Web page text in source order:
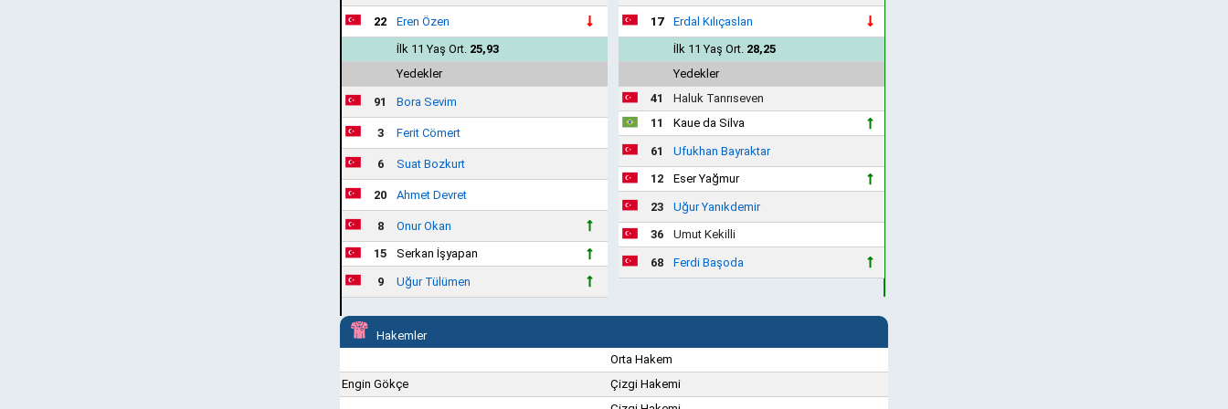
22
Eren Özen
İlk 11 Yaş Ort. 25,93
Yedekler
91 Bora Sevim
3 Ferit Cömert
6 Suat Bozkurt
20 Ahmet Devret
8
Onur Okan
15
Serkan İşyapan
9 Uğur Tülümen
17
Erdal Kılıçaslan
İlk 11 Yaş Ort. 28,25
Yedekler
41
Haluk Tanrıseven
11
Kaue da Silva
61
Ufukhan Bayraktar
12
Eser Yağmur
23
Uğur Yanıkdemir
36
Umut Kekilli
68 Ferdi Başoda
Hakemler
Orta Hakem
Engin Gökçe
Çizgi Hakemi